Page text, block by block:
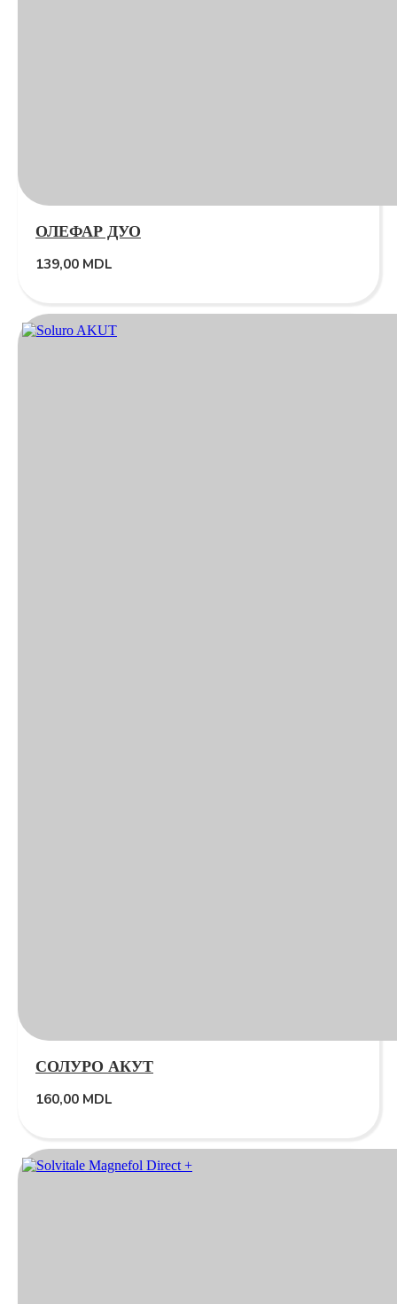
ОЛЕФАР ДУО
139,00 MDL
СОЛУРО АКУТ
160,00 MDL